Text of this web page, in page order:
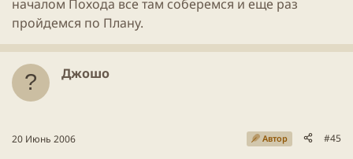
началом Похода все там соберемся и еще раз
пройдемся по Плану.
Джошо
20 Июнь 2006 Автор #45